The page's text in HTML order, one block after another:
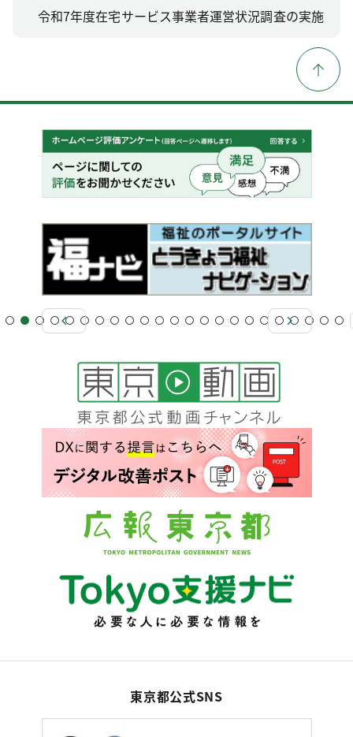
令和7年度在宅サービス事業者運営状況調査の実施
東京都公式SNS